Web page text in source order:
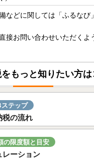
などに関しては「ふるなび
接お問い合わせいただくよ
もっと知りたい方は
テップ
税の流れ
の限度額と目安
レーション